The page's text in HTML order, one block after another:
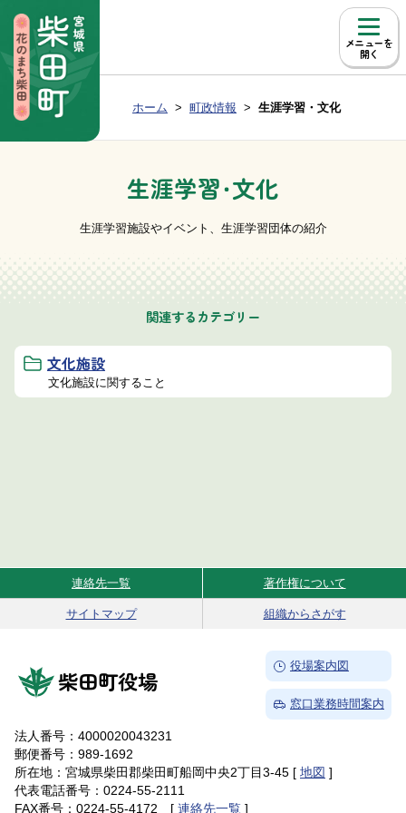
メニュー
Group NAV 現在位置：
ホーム 町政情報 生涯学習・文化
生涯学習・文化
生涯学習施設やイベント、生涯学習団体の紹介
関連するカテゴリー
文化施設
文化施設に関すること
Site Navigation
連絡先一覧 著作権について
サイトマップ 組織からさがす
柴田町役場
→
役場案内図
→
窓口業務時間案内
法人番号：4000020043231
郵便番号：989-1692
所在地：宮城県柴田郡柴田町船岡中央2丁目3-45 [ 地図 ]
代表電話番号：0224-55-2111
FAX番号：0224-55-4172 [ 連絡先一覧 ]